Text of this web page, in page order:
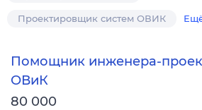
Проектировщик систем ОВИК
Помощник инженера-
ОВиК
80 000